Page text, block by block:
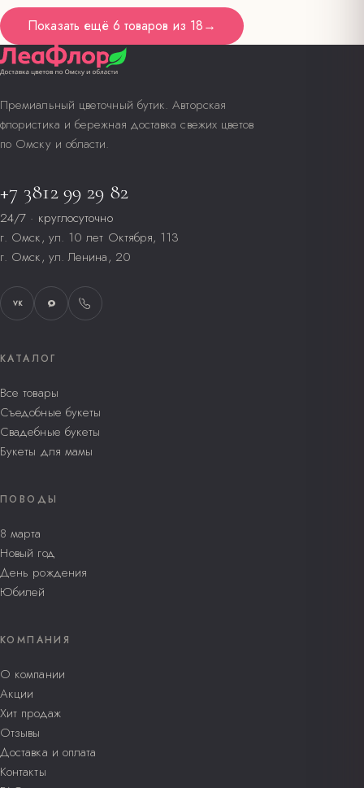
Показать ещё 6 товаров из 18→
Премиальный цветочный бутик. Авторская
флористика и бережная доставка свежих цветов
по Омску и области.
+7 3812 99 29 82
24/7 · круглосуточно
г. Омск, ул. 10 лет Октября, 113
г. Омск, ул. Ленина, 20
VK
КАТАЛОГ
Все товары
Съедобные букеты
Свадебные букеты
Букеты для мамы
ПОВОДЫ
8 марта
Новый год
День рождения
Юбилей
КОМПАНИЯ
О компании
Акции
Хит продаж
Отзывы
Доставка и оплата
Контакты